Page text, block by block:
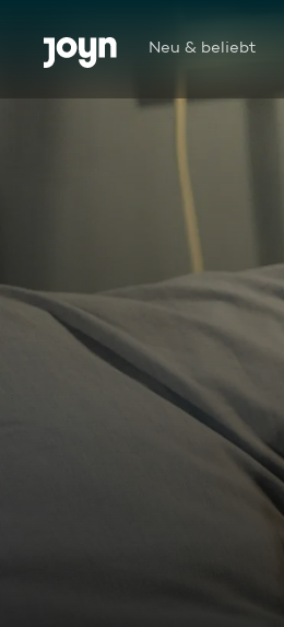
Zum Inhalt springen
Barrierefrei Neu & beliebt